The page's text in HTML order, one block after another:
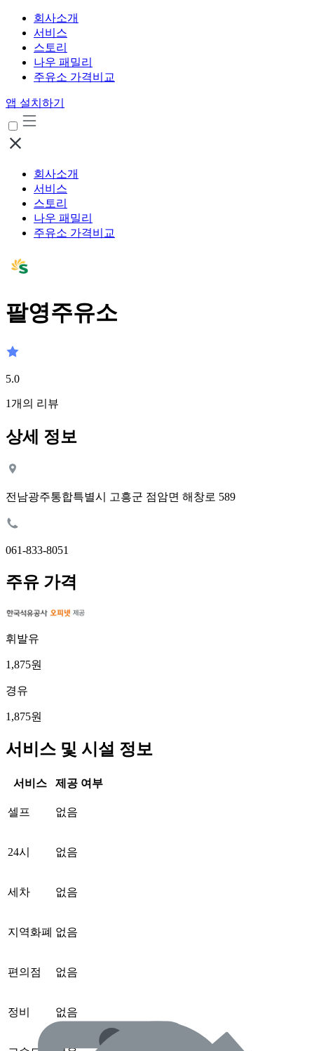
회사소개
서비스
스토리
나우 패밀리
주유소 가격비교
앱 설치하기
회사소개
서비스
스토리
나우 패밀리
주유소 가격비교
팔영주유소
5.0
1개의 리뷰
상세 정보
전남광주통합특별시 고흥군 점암면 해창로 589
061-833-8051
주유 가격
휘발유
1,875원
경유
1,875원
서비스 및 시설 정보
서비스 제공 여부
셀프 없음
24시 없음
세차 없음
지역화폐 없음
편의점 없음
정비 없음